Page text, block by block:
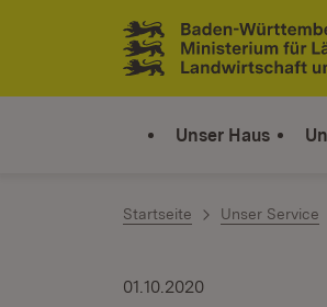
Zum Inhalt springen
Link zur Startseite
Unser Haus
Startseite Unser Service
01.10.2020